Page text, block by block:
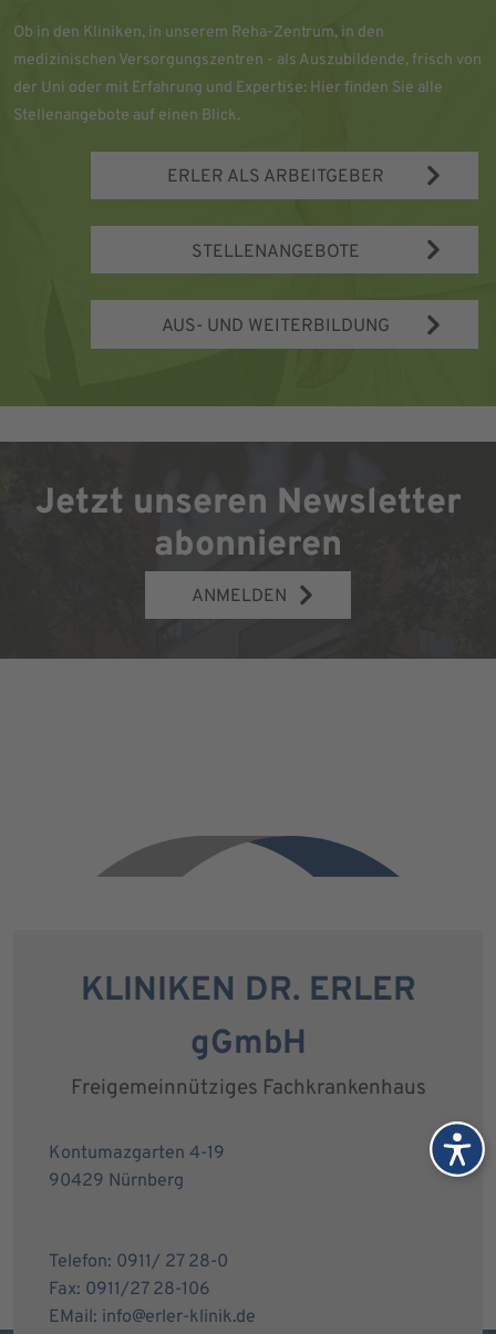
Ob in den Kliniken, in unserem Reha-Zentrum, in den
medizinischen Versorgungszentren - als Auszubildende, frisch von
der Uni oder mit Erfahrung und Expertise: Hier finden Sie alle
Stellenangebote auf einen Blick.
ERLER ALS ARBEITGEBER
STELLENANGEBOTE
AUS- UND WEITERBILDUNG
Jetzt unseren Newsletter
abonnieren
ANMELDEN
KLINIKEN DR. ERLER
gGmbH
Freigemeinnütziges Fachkrankenhaus
Kontumazgarten 4-19
90429 Nürnberg
Telefon: 0911/ 27 28-0
Fax: 0911/27 28-106
EMail: info@erler-klinik.de